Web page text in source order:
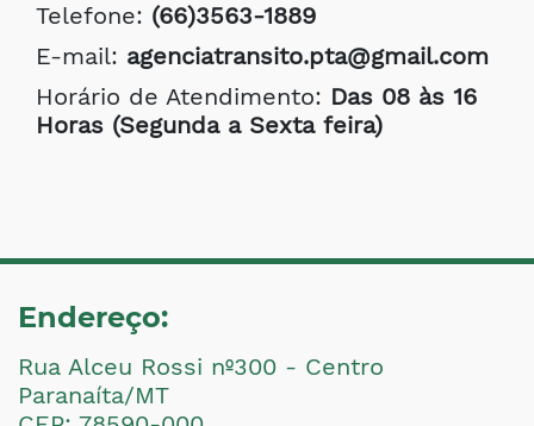
Telefone: (66)3563-1889
E-mail: agenciatransito.pta@gmail.com
Horário de Atendimento: Das 08 às 16
Horas (Segunda a Sexta feira)
Endereço:
Rua Alceu Rossi nº300 - Centro
Paranaíta/MT